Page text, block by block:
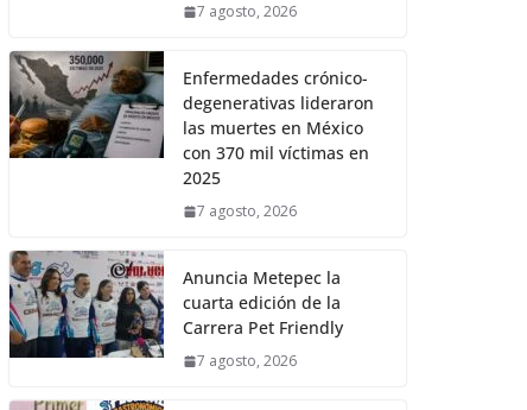
7 agosto, 2026
Enfermedades crónico-
degenerativas lideraron
las muertes en México
con 370 mil víctimas en
2025
7 agosto, 2026
Anuncia Metepec la
cuarta edición de la
Carrera Pet Friendly
7 agosto, 2026